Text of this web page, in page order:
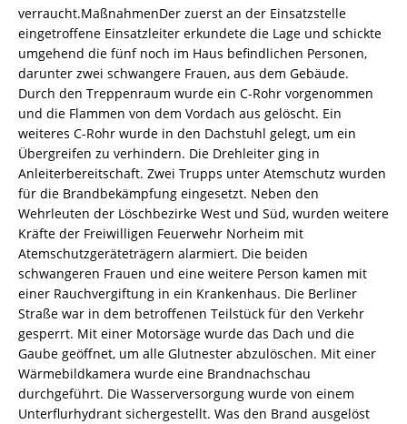
verraucht.MaßnahmenDer zuerst an der Einsatzstelle
eingetroffene Einsatzleiter erkundete die Lage und schickte
umgehend die fünf noch im Haus befindlichen Personen,
darunter zwei schwangere Frauen, aus dem Gebäude.
Durch den Treppenraum wurde ein C-Rohr vorgenommen
und die Flammen von dem Vordach aus gelöscht. Ein
weiteres C-Rohr wurde in den Dachstuhl gelegt, um ein
Übergreifen zu verhindern. Die Drehleiter ging in
Anleiterbereitschaft. Zwei Trupps unter Atemschutz wurden
für die Brandbekämpfung eingesetzt. Neben den
Wehrleuten der Löschbezirke West und Süd, wurden weitere
Kräfte der Freiwilligen Feuerwehr Norheim mit
Atemschutzgeräteträgern alarmiert. Die beiden
schwangeren Frauen und eine weitere Person kamen mit
einer Rauchvergiftung in ein Krankenhaus. Die Berliner
Straße war in dem betroffenen Teilstück für den Verkehr
gesperrt. Mit einer Motorsäge wurde das Dach und die
Gaube geöffnet, um alle Glutnester abzulöschen. Mit einer
Wärmebildkamera wurde eine Brandnachschau
durchgeführt. Die Wasserversorgung wurde von einem
Unterflurhydrant sichergestellt. Was den Brand ausgelöst